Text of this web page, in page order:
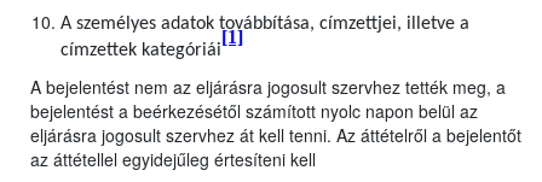
A személyes adatok továbbítása, címzettjei, illetve a
címzettek kategóriái
[1]
A bejelentést nem az eljárásra jogosult szervhez tették meg, a
bejelentést a beérkezésétől számított nyolc napon belül az
eljárásra jogosult szervhez át kell tenni. Az áttételről a bejelentőt
az áttétellel egyidejűleg értesíteni kell